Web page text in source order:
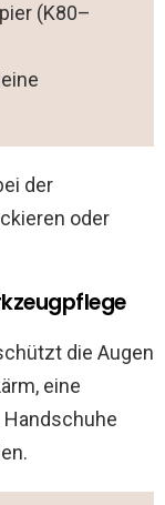
(K80–
der
oder
die Augen
eine